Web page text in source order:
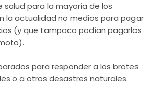
salud para la mayoría de los
la actualidad no medios para pagar
(y que tampoco podían pagarlos
para responder a los brotes
o a otros desastres naturales.